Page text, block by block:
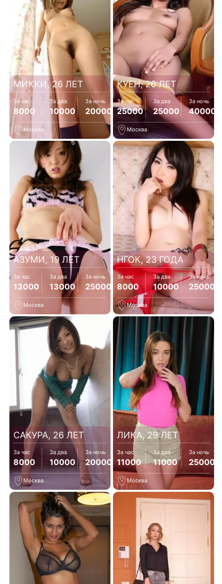
МИККИ, 26 ЛЕТ
За час
8000
За два
10000
За ночь
20000
Москва
КУЕН, 26 ЛЕТ
За час
25000
За два
25000
За ночь
40000
Москва
АЗУМИ, 19 ЛЕТ
За час
13000
За два
13000
За ночь
25000
Москва
НГОК, 23 ГОДА
За час
8000
За два
10000
За ночь
25000
Москва
САКУРА, 26 ЛЕТ
За час
8000
За два
10000
За ночь
20000
Москва
ЛИКА, 29 ЛЕТ
За час
11000
За два
11000
За ночь
25000
Москва